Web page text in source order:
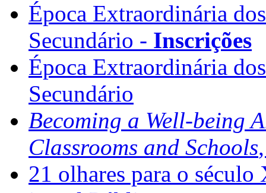
Época Extraordinária
Secundário - Inscrições
Época Extraordinária
Secundário
Becoming a Well-being
Classrooms and Schools
21 olhares para o